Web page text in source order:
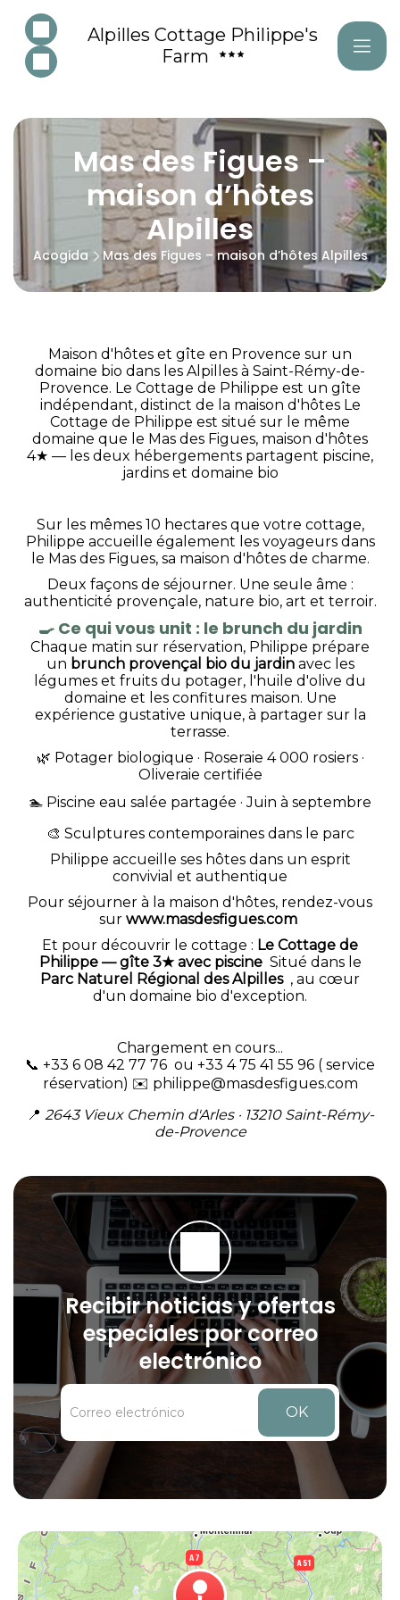
Alpilles Cottage Philippe's
Farm
Mas des Figues –
maison d’hôtes
Alpilles
Acogida Mas des Figues – maison d’hôtes Alpilles
Maison d'hôtes et gîte en Provence sur un
domaine bio dans les Alpilles à Saint-Rémy-de-
Provence. Le Cottage de Philippe est un gîte
indépendant, distinct de la maison d'hôtes Le
Cottage de Philippe est situé sur le même
domaine que le Mas des Figues, maison d'hôtes
4★ — les deux hébergements partagent piscine,
jardins et domaine bio
Sur les mêmes 10 hectares que votre cottage,
Philippe accueille également les voyageurs dans
le Mas des Figues, sa maison d'hôtes de charme.
Deux façons de séjourner. Une seule âme :
authenticité provençale, nature bio, art et terroir.
🍳 Ce qui vous unit : le brunch du jardin
Chaque matin sur réservation, Philippe prépare
un brunch provençal bio du jardin avec les
légumes et fruits du potager, l'huile d'olive du
domaine et les confitures maison. Une
expérience gustative unique, à partager sur la
terrasse.
🌿 Potager biologique · Roseraie 4 000 rosiers ·
Oliveraie certifiée
🏊 Piscine eau salée partagée · Juin à septembre
🎨 Sculptures contemporaines dans le parc
Philippe accueille ses hôtes dans un esprit
convivial et authentique
Pour séjourner à la maison d'hôtes, rendez-vous
sur www.masdesfigues.com
Et pour découvrir le cottage : Le Cottage de
Philippe — gîte 3★ avec piscine Situé dans le
Parc Naturel Régional des Alpilles , au cœur
d'un domaine bio d'exception.
Chargement en cours...
📞 +33 6 08 42 77 76 ou +33 4 75 41 55 96 ( service
réservation) ✉️ philippe@masdesfigues.com
📍 2643 Vieux Chemin d'Arles · 13210 Saint-Rémy-
de-Provence
Recibir noticias y ofertas
especiales por correo
electrónico
OK